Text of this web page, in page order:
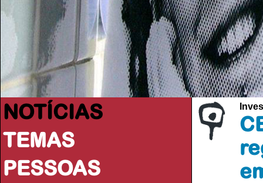
NOTÍCIAS
TEMAS
PESSOAS